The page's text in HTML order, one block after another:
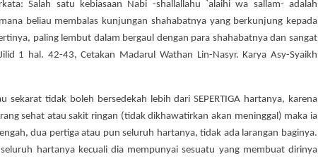
Salah satu kebiasaan Nabi -shallallahu `alaihi wa sallam- adalah
beliau membalas kunjungan shahabatnya yang berkunjung kepada
paling lembut dalam bergaul dengan para shahabatnya dan sangat
1 hal. 42-43, Cetakan Madarul Wathan Lin-Nasyr. Karya Asy-Syaikh
sekarat tidak boleh bersedekah lebih dari SEPERTIGA hartanya, karena
sehat atau sakit ringan (tidak dikhawatirkan akan meninggal) maka ia
dua pertiga atau pun seluruh hartanya, tidak ada larangan baginya.
hartanya kecuali dia mempunyai sesuatu yang membuat dirinya